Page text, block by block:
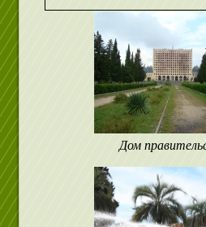
Дом